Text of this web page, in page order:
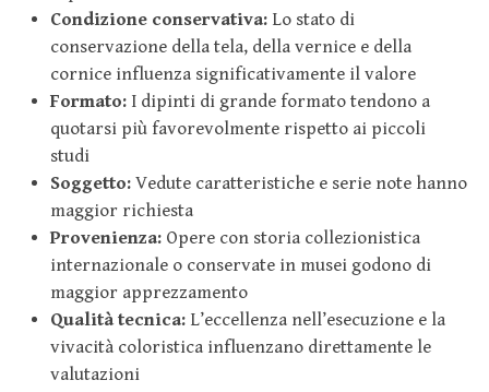
Condizione conservativa:Lo stato di
conservazione della tela, della vernice e della
cornice influenza significativamente il valore
Formato:I dipinti di grande formato tendono a
quotarsi più favorevolmente rispetto ai piccoli
studi
Soggetto:Vedute caratteristiche e serie note hanno
maggior richiesta
Provenienza:Opere con storia collezionistica
internazionale o conservate in musei godono di
maggior apprezzamento
Qualità tecnica:L’eccellenza nell’esecuzione e la
vivacità coloristica influenzano direttamente le
valutazioni